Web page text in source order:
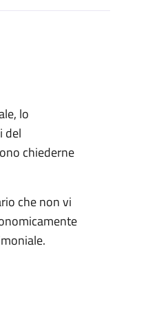
lo
del
chiederne
che non vi